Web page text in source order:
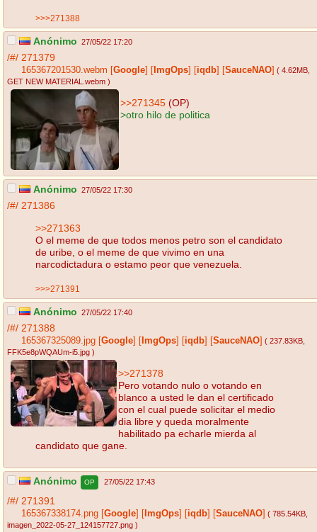
>>>271388
Anónimo 27/05/22 17:20
/#/ 271379
165367201530.webm Google ImgOps iqdb SauceNAO ( 4.62MB
GET NEW MATERIAL.webm )
>>271345(OP)
>otro hilo de politica
Anónimo 27/05/22 17:30
/#/ 271386
>>271363
O el meme de que todos menos petro son el candidato
de uribe, o el meme de que vivimo en una
narcodictadura o estamo peor que venezuela.
>>>271391
Anónimo 27/05/22 17:40
/#/ 271388
165367325089.jpg Google ImgOps iqdb SauceNAO ( 237.83KB
FFK5e8pWQAUm-i5.jpg )
>>271378
Pero votando nulo o votando en
blanco a usted le dan el certificado
con el cual puede solicitar el medio
dia libre y queda moralmente
habilitado pa echarle mierda al
candidato que gane.
Anónimo OP 27/05/22 17:43
/#/ 271391
165367338174.png Google ImgOps iqdb SauceNAO ( 785.54KB
imagen_2022-05-27_124157727.png )